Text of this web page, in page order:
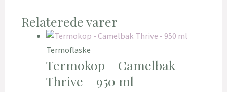
Relaterede varer
Termoflaske
Termokop – Camelbak
Thrive – 950 ml